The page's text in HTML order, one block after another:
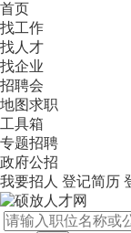
首页
找工作
找人才
找企业
招聘会
地图求职
工具箱
专题招聘
政府公招
我要招人 登记简历